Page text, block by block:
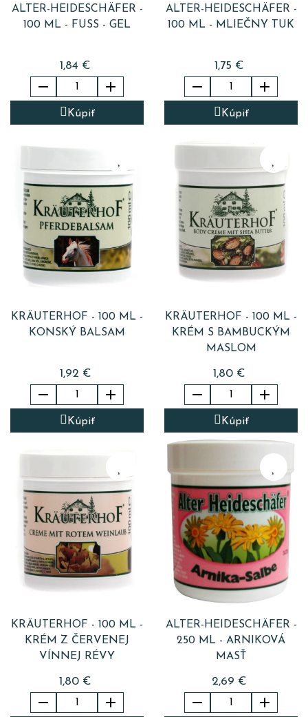
ALTER-HEIDESCHÄFER -
100 ML - FUSS - GEL
1,84 €
 
Kúpiť
ALTER-HEIDESCHÄFER -
100 ML - MLIEČNY TUK
1,75 €
 
Kúpiť
KRÄUTERHOF - 100 ML -
KONSKÝ BALSAM
1,92 €
 
Kúpiť
KRÄUTERHOF - 100 ML -
KRÉM S BAMBUCKÝM
MASLOM
1,80 €
 
Kúpiť
KRÄUTERHOF - 100 ML -
KRÉM Z ČERVENEJ
VÍNNEJ RÉVY
1,80 €
 
ALTER-HEIDESCHÄFER -
250 ML - ARNIKOVÁ
MASŤ
2,69 €
 